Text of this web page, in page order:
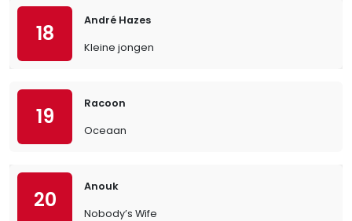
18
André Hazes
Kleine jongen
19
Racoon
Oceaan
20
Anouk
Nobody’s Wife